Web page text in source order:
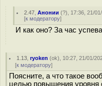
2.47 ,Анонии (?), 17:36, 21/
[к модератору]
И как оно? За час
1.13 ,ryoken (ok), 10:27, 21/01/
[к модератору]
Поясните, а что такое
целью повышения уровня